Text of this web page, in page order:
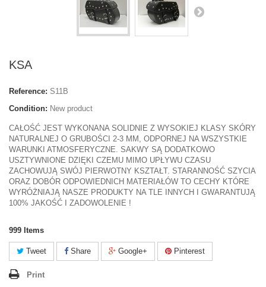
KSA
Reference: S11B
Condition: New product
CAŁOŚĆ JEST WYKONANA SOLIDNIE Z WYSOKIEJ KLASY SKÓRY
NATURALNEJ O GRUBOŚCI 2-3 MM, ODPORNEJ NA WSZYSTKIE
WARUNKI ATMOSFERYCZNE. SAKWY SĄ DODATKOWO
USZTYWNIONE DZIĘKI CZEMU MIMO UPŁYWU CZASU
ZACHOWUJĄ SWÓJ PIERWOTNY KSZTAŁT. STARANNOŚĆ SZYCIA
ORAZ DOBÓR ODPOWIEDNICH MATERIAŁÓW TO CECHY KTÓRE
WYRÓŻNIAJĄ NASZE PRODUKTY NA TLE INNYCH I GWARANTUJĄ
100% JAKOŚĆ I ZADOWOLENIE !
999 Items
Tweet Share Google+ Pinterest
Print